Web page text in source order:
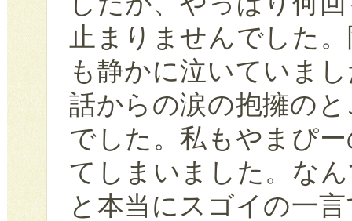
止まりませんでした
も静かに泣いていま
話からの涙の抱擁の
でした。私もやまぴ
てしまいました。な
と本当にスゴイの一